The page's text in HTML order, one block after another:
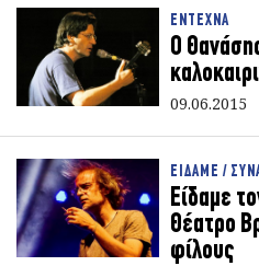
ΕΝΤΕΧΝΑ
Ο
09.06.2015
ΕΙΔΑΜΕ /
Είδαμε
Θέατρο
φίλους